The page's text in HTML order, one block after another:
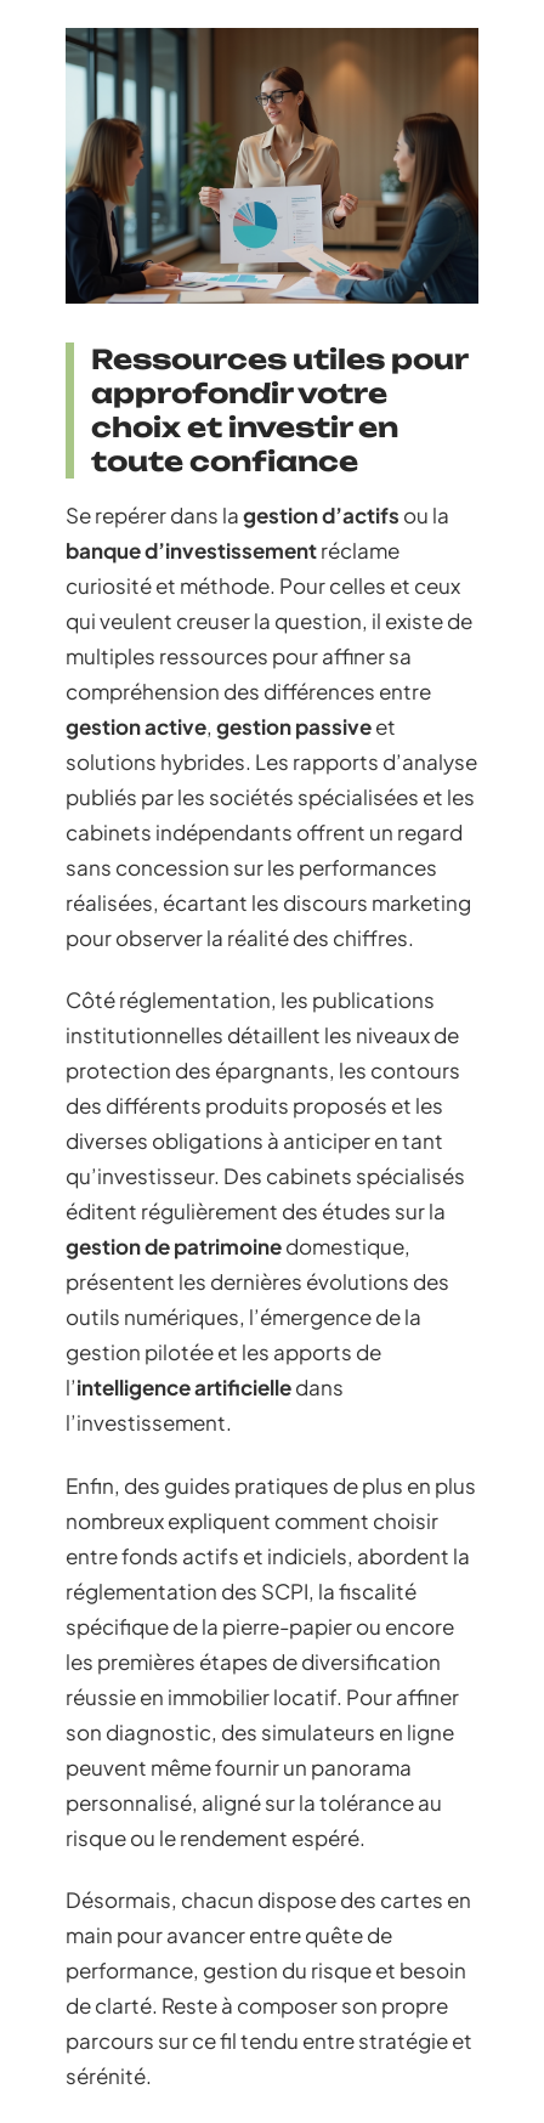
Ressources utiles pour
approfondir votre
choix et investir en
toute confiance
Se repérer dans lagestion d’actifs ou la
banque d’investissementréclame
curiosité et méthode. Pour celles et ceux
qui veulent creuser la question, il existe de
multiples ressources pour affiner sa
compréhension des différences entre
gestion active, gestion passiveet
solutions hybrides. Les rapports d’analyse
publiés par les sociétés spécialisées et les
cabinets indépendants offrent un regard
sans concession sur les performances
réalisées, écartant les discours marketing
pour observer la réalité des chiffres.
Côté réglementation, les publications
institutionnelles détaillent les niveaux de
protection des épargnants, les contours
des différents produits proposés et les
diverses obligations à anticiper en tant
qu’investisseur. Des cabinets spécialisés
éditent régulièrement des études sur la
gestion de patrimoinedomestique,
présentent les dernières évolutions des
outils numériques, l’émergence de la
gestion pilotée et les apports de
l’intelligence artificielledans
l’investissement.
Enfin, des guides pratiques de plus en plus
nombreux expliquent comment choisir
entre fonds actifs et indiciels, abordent la
réglementation des SCPI, la fiscalité
spécifique de la pierre-papier ou encore
les premières étapes de diversification
réussie en immobilier locatif. Pour affiner
son diagnostic, des simulateurs en ligne
peuvent même fournir un panorama
personnalisé, aligné sur la tolérance au
risque ou le rendement espéré.
Désormais, chacun dispose des cartes en
main pour avancer entre quête de
performance, gestion du risque et besoin
de clarté. Reste à composer son propre
parcours sur ce fil tendu entre stratégie et
sérénité.